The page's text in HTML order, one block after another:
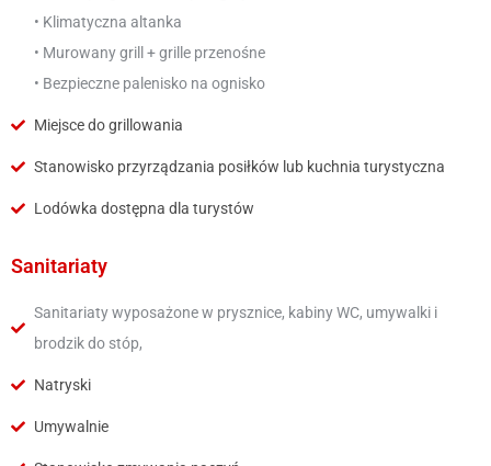
• Klimatyczna altanka
• Murowany grill + grille przenośne
• Bezpieczne palenisko na ognisko
Miejsce do grillowania
Stanowisko przyrządzania posiłków lub kuchnia turystyczna
Lodówka dostępna dla turystów
Sanitariaty
Sanitariaty wyposażone w prysznice, kabiny WC, umywalki i
brodzik do stóp,
Natryski
Umywalnie